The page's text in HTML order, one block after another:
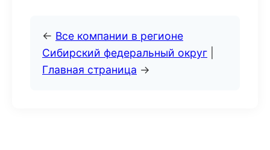
← Все компании в регионе
Сибирский федеральный округ
Главная страница →